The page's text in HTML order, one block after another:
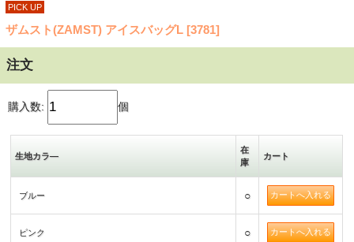
PICK UP
ザムスト(ZAMST) アイスバッグL [3781]
注文
購入数: 個
生地カラ―
在
庫
カート
ブルー ○
ピンク ○